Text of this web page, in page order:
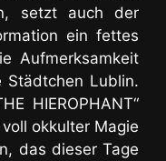
setzt auch der
ein fettes
Aufmerksamkeit
Städtchen Lublin.
HIEROPHANT“
okkulter Magie
das dieser Tage